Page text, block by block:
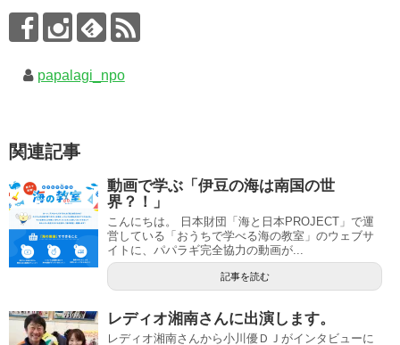
papalagi_npo
関連記事
動画で学ぶ「伊豆の海は南国の世
界？！」
こんにちは。 日本財団「海と日本PROJECT」で運
営している「おうちで学べる海の教室」のウェブサ
イトに、パパラギ完全協力の動画が...
記事を読む
レディオ湘南さんに出演します。
レディオ湘南さんから小川優ＤＪがインタビューに